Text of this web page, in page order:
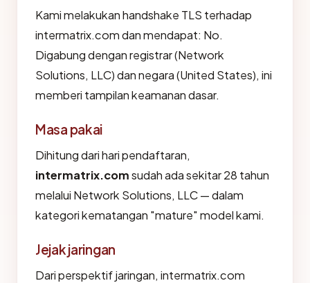
Kami melakukan handshake TLS terhadap
intermatrix.com dan mendapat: No.
Digabung dengan registrar (Network
Solutions, LLC) dan negara (United States), ini
memberi tampilan keamanan dasar.
Masa pakai
Dihitung dari hari pendaftaran,
intermatrix.comsudah ada sekitar 28 tahun
melalui Network Solutions, LLC — dalam
kategori kematangan "mature" model kami.
Jejak jaringan
Dari perspektif jaringan, intermatrix.com